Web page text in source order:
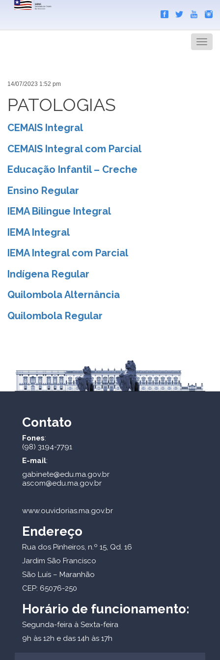
Menu
14/07/2023 1:52 pm
PATOLOGIAS
CEMAIS Integral
CEMAIS Integral com Parcial
Educação Infantil – Creche
Ensino Regular
IEMA Bilingue Integral
IEMA Integral
IEMA Integral com Parcial
Indígena Regular
Quilombola Alternância
Quilombola Regular
Contato
Fones:
(98) 3194-7791
E-mail:
gabinete@edu.ma.gov.br
ascom@edu.ma.gov.br
www.ouvidorias.ma.gov.br
Endereço
Rua dos Pinheiros, n.º 15, Qd. 16
Jardim São Francisco
São Luís – Maranhão
CEP: 65076-250
Horário de funcionamento:
Segunda-feira à Sexta-feira
9h às 12h e das 14h às 17h